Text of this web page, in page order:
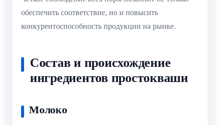
обеспечить соответствие, но и повысить
конкурентоспособность продукции на рынке.
Состав и происхождение
ингредиентов простокваши
Молоко